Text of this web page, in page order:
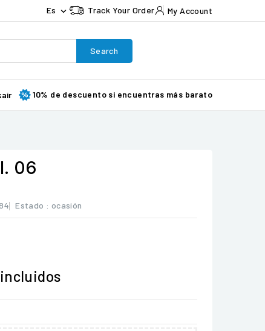
Es  Track Your Order My Account
Search
10% de descuento si encuentras más barato
06
Estado : ocasión